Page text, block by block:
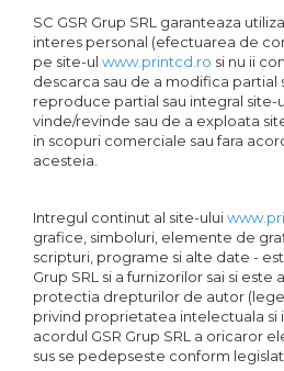
SC GSR Grup SRL garanteaza
interes personal (efectuarea de
pe site-ul www.printcd.ro si nu ii
descarca sau de a modifica partial
reproduce partial sau integral site-
vinde/revinde sau de a exploata
in scopuri comerciale sau fara
acesteia.
Intregul continut al site-ului
grafice, simboluri, elemente de
scripturi, programe si alte date -
Grup SRL si a furnizorilor sai si
protectia drepturilor de autor
privind proprietatea intelectuala si
acordul GSR Grup SRL a oricaror
sus se pedepseste conform